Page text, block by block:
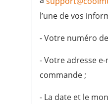
l’une de vos
- Votre numéro
- Votre adresse
commande ;
- La date et le